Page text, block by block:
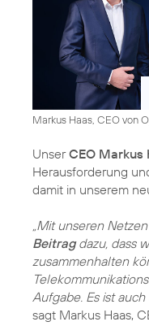
Markus Haas, CEO von O
UnserCEO Markus
Herausforderung
damit in unserem
„Mit unseren
Beitragdazu, dass
zusammenhalten
Aufgabe. Es ist
sagt Markus Haas,